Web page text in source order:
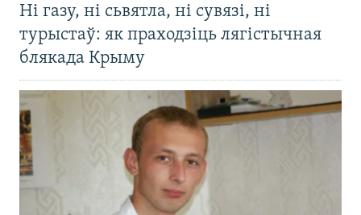
Ні газу, ні сьвятла, ні сувязі, ні
турыстаў: як праходзіць лягістычная
блякада Крыму